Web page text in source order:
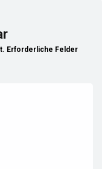
Erforderliche Felder